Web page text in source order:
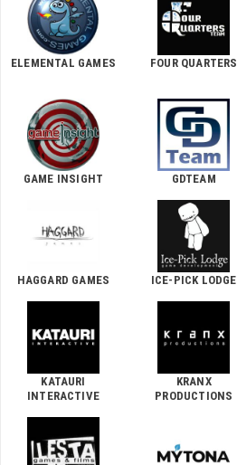
ELEMENTAL GAMES FOUR QUARTERS
GAME INSIGHT GDTEAM
HAGGARD GAMES ICE-PICK LODGE
KATAURI
INTERACTIVE
KRANX
PRODUCTIONS